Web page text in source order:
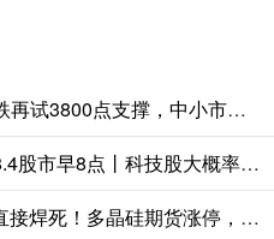
炒股中什么杠杆 权重股大跌再试3800点支撑，中小市值股反弹悬殊涨多跌少
免费配资炒股入配资平台 8.4股市早8点丨科技股大概率“二次起跳！
炒股配资网址 8.67亿封单直接焊死！多晶硅期货涨停，光伏“硅王”通威股份绝地反击